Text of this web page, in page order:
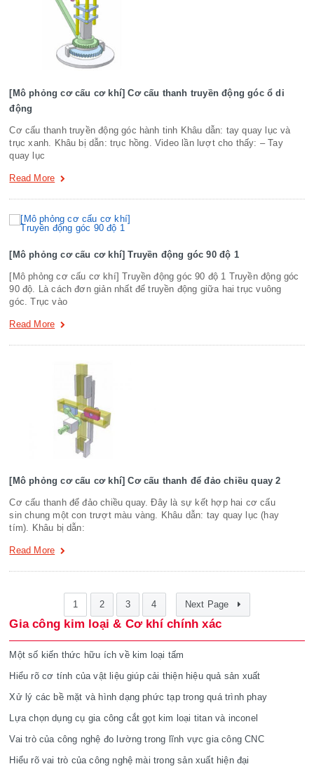
[Mô phỏng cơ cấu cơ khí] Cơ cấu thanh truyền động góc ổ di
động
Cơ cấu thanh truyền động góc hành tinh Khâu dẫn: tay quay lục và
trục xanh. Khâu bị dẫn: trục hồng. Video lần lượt cho thấy: – Tay
quay lục
Read More
[Mô phỏng cơ cấu cơ khí] Truyền động góc 90 độ 1
[Mô phỏng cơ cấu cơ khí] Truyền động góc 90 độ 1 Truyền động góc
90 độ. Là cách đơn giản nhất để truyền động giữa hai trục vuông
góc. Trục vào
Read More
[Mô phỏng cơ cấu cơ khí] Cơ cấu thanh để đảo chiều quay 2
Cơ cấu thanh để đảo chiều quay. Đây là sự kết hợp hai cơ cấu
sin chung một con trượt màu vàng. Khâu dẫn: tay quay lục (hay
tím). Khâu bị dẫn:
Read More
1 2 3 4 Next Page
Gia công kim loại & Cơ khí chính xác
Một số kiến thức hữu ích về kim loại tấm
Hiểu rõ cơ tính của vật liệu giúp cải thiện hiệu quả sản xuất
Xử lý các bề mặt và hình dạng phức tạp trong quá trình phay
Lựa chọn dụng cụ gia công cắt gọt kim loại titan và inconel
Vai trò của công nghệ đo lường trong lĩnh vực gia công CNC
Hiểu rõ vai trò của công nghệ mài trong sản xuất hiện đại